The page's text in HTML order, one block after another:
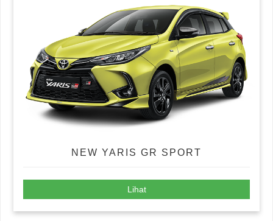
NEW YARIS GR SPORT
Lihat